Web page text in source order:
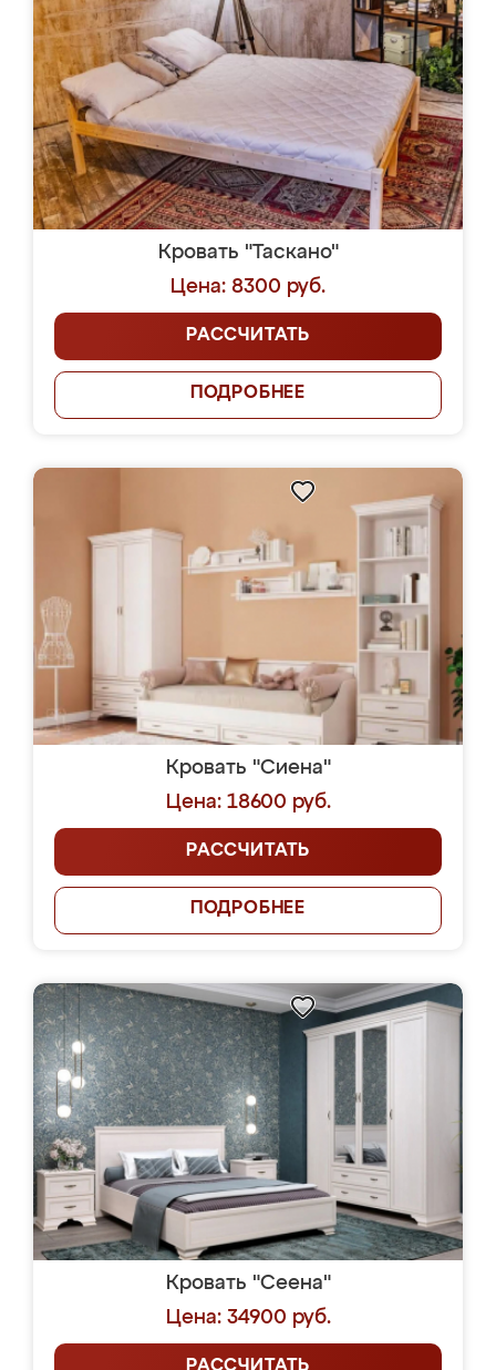
Кровать "Таскано"
Цена: 8300 руб.
РАССЧИТАТЬ
ПОДРОБНЕЕ
Кровать "Сиена"
Цена: 18600 руб.
РАССЧИТАТЬ
ПОДРОБНЕЕ
Кровать "Сеена"
Цена: 34900 руб.